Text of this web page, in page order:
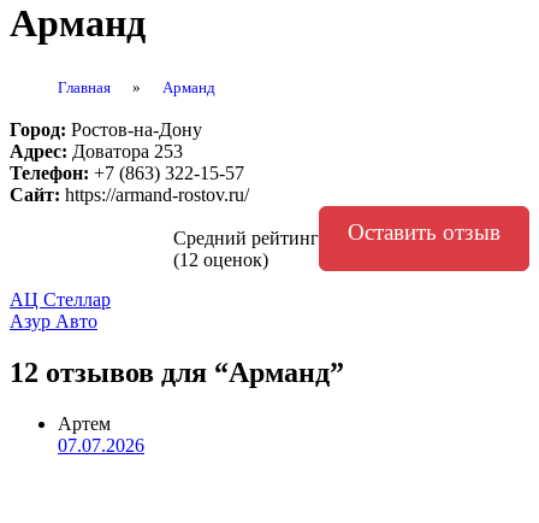
Арманд
Главная » Арманд
Город: Ростов-на-Дону
Адрес: Доватора 253
Телефон: +7 (863) 322-15-57
Сайт: https://armand-rostov.ru/
Средний рейтинг
(12 оценок)
Оставить отзыв
Навигация
по
записям
АЦ Стеллар
Азур Авто
12 отзывов для “Арманд”
Артем
07.07.2026